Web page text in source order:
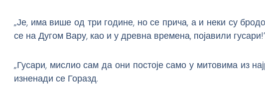
„Је, има више од три године, но се прича, а и неки су
се на Дугом Вару, као и у древна времена, појавили
„Гусари, мислио сам да они постоје само у митовима из
изненади се Горазд.